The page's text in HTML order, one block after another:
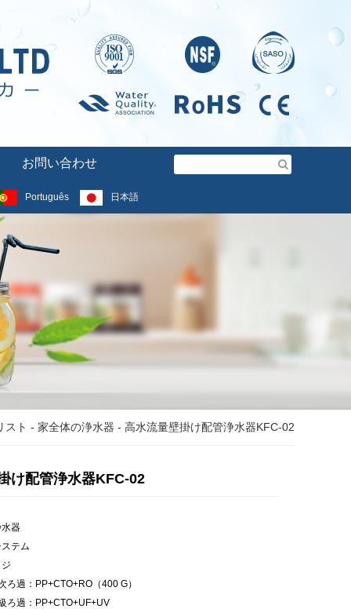
お問い合わせ
Português 日本語
スト - 家全体の浄水器 - 高水流量壁掛け配管浄水器KFC-02
け配管浄水器KFC-02
器
テム
ろ過：PP+CTO+RO（400 G）
ろ過：PP+CTO+UF+UV